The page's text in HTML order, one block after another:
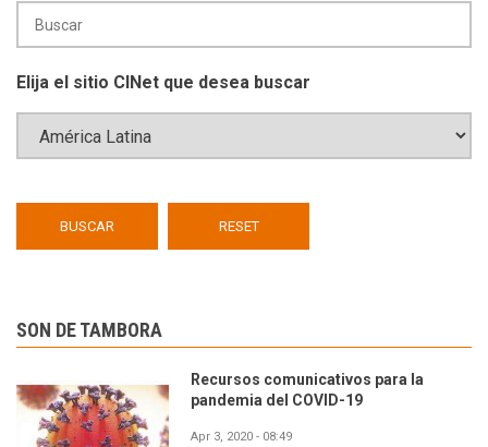
Elija el sitio CINet que desea buscar
SON DE TAMBORA
Recursos comunicativos para la
pandemia del COVID-19
Apr 3, 2020 - 08:49